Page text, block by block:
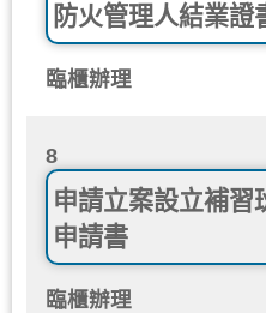
防火管理人結業證
臨櫃辦理
8
申請立案設立補習
申請書
臨櫃辦理